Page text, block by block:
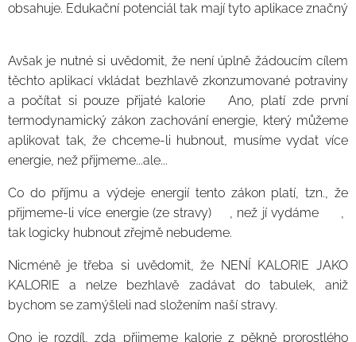
obsahuje. Edukační potenciál tak mají tyto aplikace značný
Avšak je nutné si uvědomit, že není úplně žádoucím cílem
těchto aplikací vkládat bezhlavě zkonzumované potraviny
a počítat si pouze přijaté kalorie☝️Ano, platí zde první
termodynamický zákon zachování energie, který můžeme
aplikovat tak, že chceme-li hubnout, musíme vydat více
energie, než přijmeme...ale...
Co do příjmu a výdeje energií tento zákon platí, tzn., že
přijmeme-li více energie (ze stravy)👩‍🍳, než jí vydáme🏊‍♂️ ,
tak logicky hubnout zřejmě nebudeme.
Nicméně je třeba si uvědomit, že NENÍ KALORIE JAKO
KALORIE a nelze bezhlavě zadávat do tabulek, aniž
bychom se zamýšleli nad složením naší stravy.
Ono je rozdíl, zda přijmeme kalorie z pěkně prorostlého